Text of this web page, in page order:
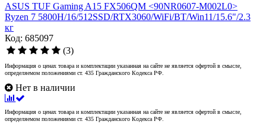
ASUS TUF Gaming A15 FX506QM <90NR0607-M002L0>
Ryzen 7 5800H/16/512SSD/RTX3060/WiFi/BT/Win11/15.6"/2.3
кг
Код: 685097
(3)
Информация о ценах товара и комплектации указанная на сайте не является офертой в смысле,
определяемом положениями ст. 435 Гражданского Кодекса РФ.
Нет в наличии
Информация о ценах товара и комплектации указанная на сайте не является офертой в смысле,
определяемом положениями ст. 435 Гражданского Кодекса РФ.